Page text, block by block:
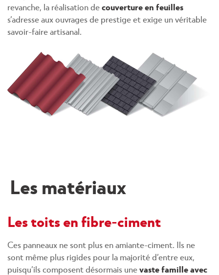
revanche, la réalisation decouverture en feuilles
s’adresse aux ouvrages de prestige et exige un véritable
savoir-faire artisanal.
Les matériaux
Les toits en fibre-ciment
Ces panneaux ne sont plus en amiante-ciment. Ils ne
sont même plus rigides pour la majorité d’entre eux,
puisqu’ils composent désormais unevaste famille avec